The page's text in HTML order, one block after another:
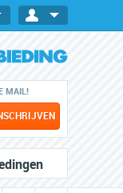
MAIL!